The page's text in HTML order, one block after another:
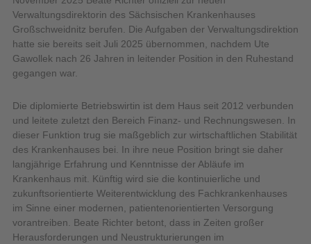
Verwaltungsdirektorin des Sächsischen Krankenhauses
Großschweidnitz berufen. Die Aufgaben der Verwaltungsdirektion
hatte sie bereits seit Juli 2025 übernommen, nachdem Ute
Gawollek nach 26 Jahren in leitender Position in den Ruhestand
gegangen war.
Die diplomierte Betriebswirtin ist dem Haus seit 2012 verbunden
und leitete zuletzt den Bereich Finanz- und Rechnungswesen. In
dieser Funktion trug sie maßgeblich zur wirtschaftlichen Stabilität
des Krankenhauses bei. In ihre neue Position bringt sie daher
langjährige Erfahrung und Kenntnisse der Abläufe im
Krankenhaus mit. Künftig wird sie die kontinuierliche und
zukunftsorientierte Weiterentwicklung des Fachkrankenhauses
im Sinne einer modernen, patientenorientierten Versorgung
vorantreiben. Beate Richter betont, dass in Zeiten großer
Herausforderungen und Neustrukturierungen im